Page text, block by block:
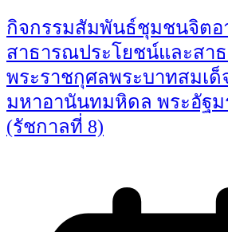
กิจกรรมสัมพันธ์ชุมชนจิตอ
สาธารณประโยชน์และสา
พระราชกุศลพระบาทสมเด็
มหาอานันทมหิดล พระอัฐ
(รัชกาลที่ 8)